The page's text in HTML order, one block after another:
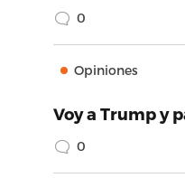
0
Opiniones
Voy a Trump y
0